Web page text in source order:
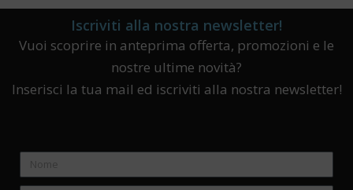
Iscriviti alla nostra newsletter!
Vuoi scoprire in anteprima offerta, promozioni e le
nostre ultime novità?
Inserisci la tua mail ed iscriviti alla nostra newsletter!